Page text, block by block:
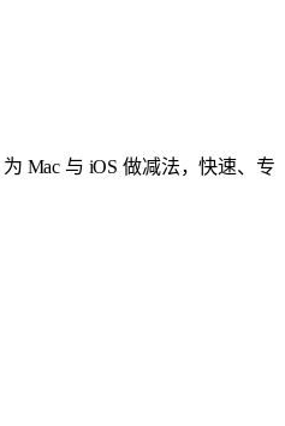
Mac 与 iOS 做减法，快速、专